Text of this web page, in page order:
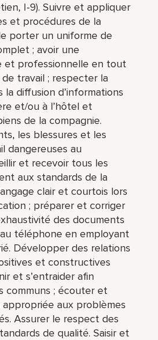
I-9). Suivre et appliquer
et procédures de la
porter un uniforme de
; avoir une
et professionnelle en tout
travail ; respecter la
diffusion d’informations
et/ou à l’hôtel et
de la compagnie.
les blessures et les
dangereuses au
et recevoir tous les
aux standards de la
clair et courtois lors
; préparer et corriger
des documents
téléphone en employant
Développer des relations
et constructives
et s’entraider afin
communs ; écouter et
aux problèmes
Assurer le respect des
de qualité. Saisir et